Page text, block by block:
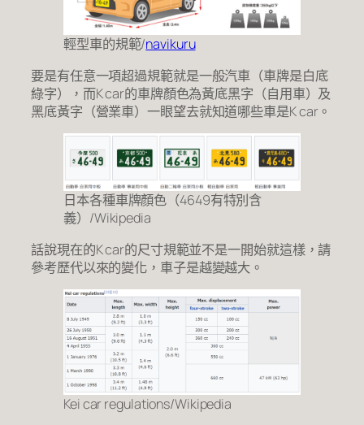
輕型車的規範/navikuru
要是有任意一項超過規範就是一般汽車（車牌是白底
綠字），而K car的車牌顏色為黃底黑字（自用車）及
黑底黃字（營業車）一眼望去就知道哪些車是K car。
日本各種車牌顏色（4649有特別含
義）/Wikipedia
話說現在的K car的尺寸規範並不是一開始就這樣，請
參考歷代以來的變化，車子是越變越大。
Kei car regulations/Wikipedia